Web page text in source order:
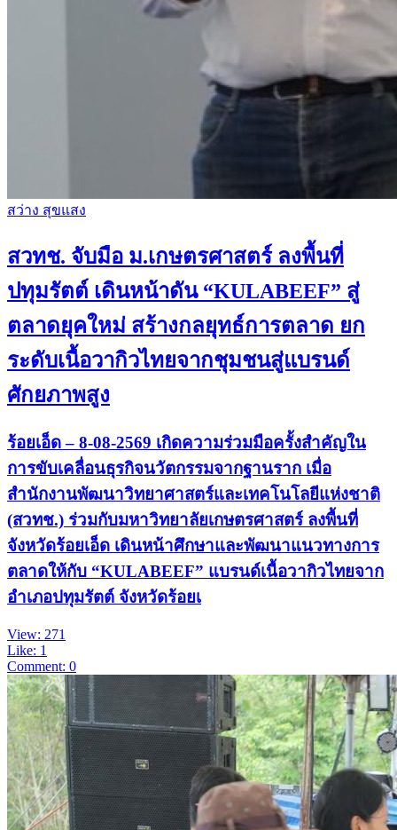
สว่าง สุขแสง
สวทช. จับมือ ม.เกษตรศาสตร์ ลงพื้นที่
ปทุมรัตต์ เดินหน้าดัน “KULABEEF” สู่
ตลาดยุคใหม่ สร้างกลยุทธ์การตลาด ยก
ระดับเนื้อวากิวไทยจากชุมชนสู่แบรนด์
ศักยภาพสูง
ร้อยเอ็ด – 8-08-2569 เกิดความร่วมมือครั้งสำคัญใน
การขับเคลื่อนธุรกิจนวัตกรรมจากฐานราก เมื่อ
สำนักงานพัฒนาวิทยาศาสตร์และเทคโนโลยีแห่งชาติ
(สวทช.) ร่วมกับมหาวิทยาลัยเกษตรศาสตร์ ลงพื้นที่
จังหวัดร้อยเอ็ด เดินหน้าศึกษาและพัฒนาแนวทางการ
ตลาดให้กับ “KULABEEF” แบรนด์เนื้อวากิวไทยจาก
อำเภอปทุมรัตต์ จังหวัดร้อยเ
View: 271
Like: 1
Comment: 0